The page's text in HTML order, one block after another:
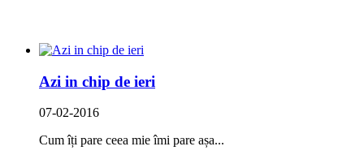
Azi in chip de ieri
07-02-2016
Cum îți pare ceea mie îmi pare așa...